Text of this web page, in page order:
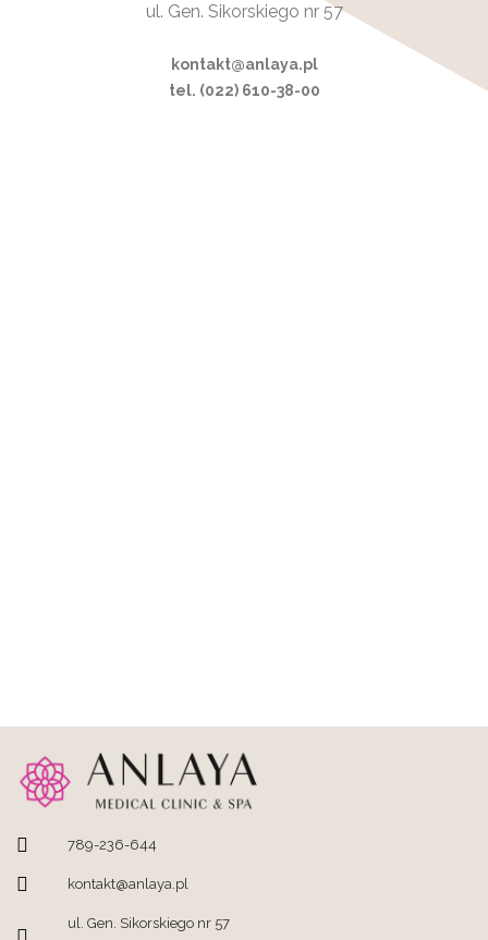
ul. Gen. Sikorskiego nr 57
kontakt@anlaya.pl
tel. (022) 610-38-00
789-236-644
kontakt@anlaya.pl
ul. Gen. Sikorskiego nr 57